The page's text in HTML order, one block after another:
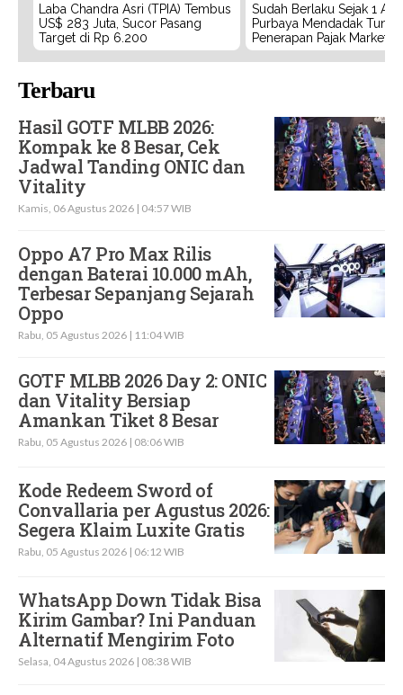
Laba Chandra Asri (TPIA) Tembus
US$ 283 Juta, Sucor Pasang
Target di Rp 6.200
Sudah Berlaku Sejak 1
Purbaya Mendadak Tunda
Penerapan Pajak
Terbaru
Hasil GOTF MLBB 2026:
Kompak ke 8 Besar, Cek
Jadwal Tanding ONIC dan
Vitality
Kamis, 06 Agustus 2026 | 04:57 WIB
Oppo A7 Pro Max Rilis
dengan Baterai 10.000 mAh,
Terbesar Sepanjang Sejarah
Oppo
Rabu, 05 Agustus 2026 | 11:04 WIB
GOTF MLBB 2026 Day 2: ONIC
dan Vitality Bersiap
Amankan Tiket 8 Besar
Rabu, 05 Agustus 2026 | 08:06 WIB
Kode Redeem Sword of
Convallaria per Agustus 2026:
Segera Klaim Luxite Gratis
Rabu, 05 Agustus 2026 | 06:12 WIB
WhatsApp Down Tidak Bisa
Kirim Gambar? Ini Panduan
Alternatif Mengirim Foto
Selasa, 04 Agustus 2026 | 08:38 WIB